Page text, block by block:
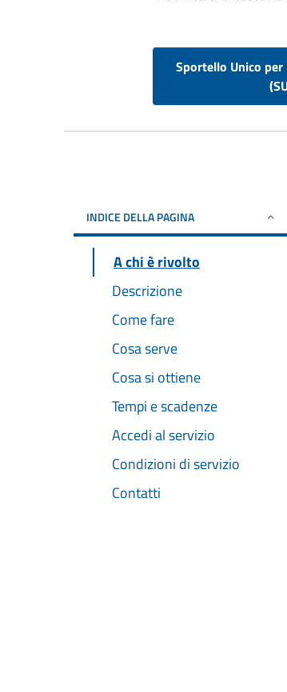
Sportello Unico
INDICE DELLA PAGINA
A chi è rivolto
Descrizione
Come fare
Cosa serve
Cosa si ottiene
Tempi e scadenze
Accedi al servizio
Condizioni di servizio
Contatti